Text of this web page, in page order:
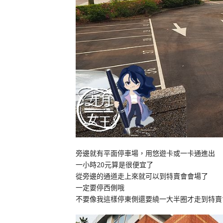
旁邊就有平面停車場，用悠遊卡或一卡通進出
一小時20元算是很便宜了
從旁邊的通道走上來就可以到特賣會會場了
一定要停西側哦
不要像我這樣停東側還要繞一大半圈才走到特